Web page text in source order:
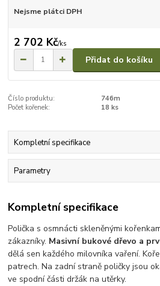
Nejsme plátci DPH
2 702 Kč/ks
Přidat do košíku
Číslo produktu:
746m
Počet kořenek:
18 ks
Kompletní specifikace
Parametry
Kompletní specifikace
Polička s osmnácti skleněnými
zákazníky. Masivní bukové dřevo a
dělá sen každého milovníka vaření.
patrech. Na zadní straně poličky jsou
ve spodní části držák na utěrky.